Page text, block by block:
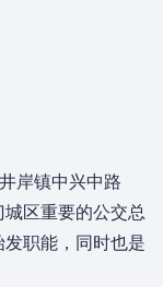
岸镇中兴中路
城区重要的公交总
职能，同时也是